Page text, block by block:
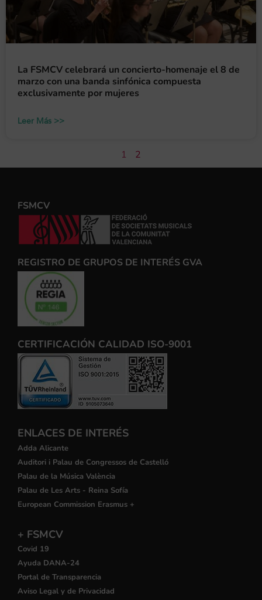
La FSMCV celebrará un concierto-homenaje el 8 de
marzo con una banda sinfónica compuesta
exclusivamente por mujeres
Leer Más >>
1 2
FSMCV
REGISTRO DE GRUPOS DE INTERÉS GVA
CERTIFICACIÓN CALIDAD ISO-9001
ENLACES DE INTERÉS
Adda Alicante
Auditori i Palau de Congressos de Castelló
Palau de la Música València
Palau de Les Arts - Reina Sofía
European Commission Erasmus +
+ FSMCV
Covid 19
Ayuda DANA-24
Portal de Transparencia
Aviso Legal y de Privacidad